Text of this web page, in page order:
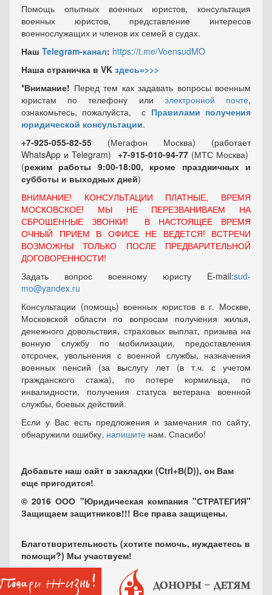
Помощь опытных военных юристов, консультация
военных юристов, представление интересов
военнослужащих и членов их семей в судах.
Наш Telegram-канал: https://t.me/VoensudMO
Наша страничка в VK здесь=>>>
*Внимание! Перед тем как задавать вопросы военным
юристам по телефону или электронной почте,
ознакомьтесь, пожалуйста, с Правилами получения
юридической консультации.
+7-925-055-82-55 (Мегафон Москва) (работает
WhatsApp и Telegram) +7-915-010-94-77 (МТС Москва)
(режим работы 9:00-18:00, кроме праздничных и
субботы и выходных дней)
ВНИМАНИЕ! КОНСУЛЬТАЦИИ ПЛАТНЫЕ, ВРЕМЯ
МОСКОВСКОЕ! МЫ НЕ ПЕРЕЗВАНИВАЕМ НА
СБРОШЕННЫЕ ЗВОНКИ! В НАСТОЯЩЕЕ ВРЕМЯ
ОЧНЫЙ ПРИЕМ В ОФИСЕ НЕ ВЕДЕТСЯ! ВСТРЕЧИ
ВОЗМОЖНЫ ТОЛЬКО ПОСЛЕ ПРЕДВАРИТЕЛЬНОЙ
ДОГОВОРЕННОСТИ!
Задать вопрос военному юристу E-mail:sud-
mo@yandex.ru
Консультации (помощь) военных юристов в г. Москве,
Московской области по вопросам получения жилья,
денежного довольствия, страховых выплат, призыва на
вонную службу по мобилизации, предоставления
отсрочек, увольнения с военной службы, назначения
военных пенсий (за выслугу лет (в т.ч. с учетом
гражданского стажа), по потере кормильца, по
инвалидности, получения статуса ветерана военной
службы, боевых действий.
Если у Вас есть предложения и замечания по сайту,
обнаружили ошибку, напишите нам. Спасибо!
Добавьте наш сайт в закладки (Ctrl+В(D)), он Вам
еще пригодится!
© 2016 ООО "Юридическая компания "СТРАТЕГИЯ"
Защищаем защитников!!! Все права защищены.
Благотворительность (хотите помочь, нуждаетесь в
помощи?) Мы участвуем!